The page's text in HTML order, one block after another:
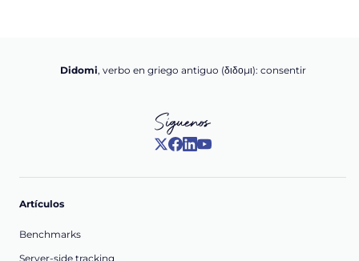
Didomi, verbo en griego antiguo (διδομι): consentir
Síguenos
Artículos
Benchmarks
Server-side tracking